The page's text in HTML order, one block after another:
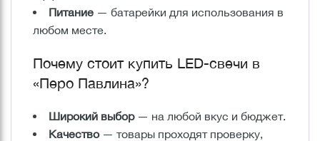
Питание — батарейки для использования в
любом месте.
Почему стоит купить LED-свечи в
«Перо Павлина»?
Широкий выбор — на любой вкус и бюджет.
Качество — товары проходят проверку,